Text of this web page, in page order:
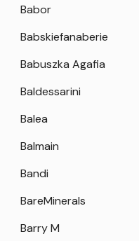
Babor
Babskiefanaberie
Babuszka Agafia
Baldessarini
Balea
Balmain
Bandi
BareMinerals
Barry M